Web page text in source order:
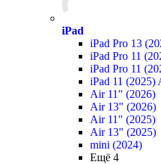
iPad
iPad Pro 13
iPad Pro 11
iPad Pro 11
iPad 11 (2025)
Air 11" (2026)
Air 13" (2026)
Air 11" (2025)
Air 13" (2025)
mini (2024)
Ещё 4